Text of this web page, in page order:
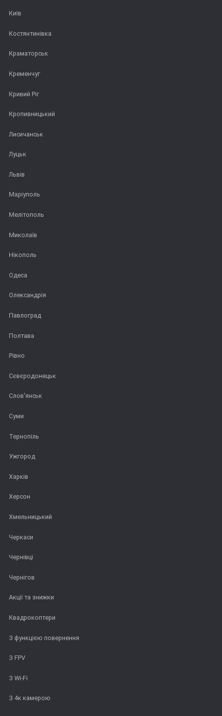
Київ
Костянтинівка
Краматорськ
Кременчуг
Кривий Ріг
Кропивницький
Лисичанськ
Луцьк
Львів
Маріуполь
Мелітополь
Миколаїв
Нікополь
Одеса
Олександрія
Павлоград
Полтава
Рівно
Сєвєродонецьк
Слов'янськ
Суми
Тернопіль
Ужгород
Харків
Херсон
Хмельницький
Черкаси
Чернівці
Чернігов
Акції та знижки
Квадрокоптери
З функцією повернення
З FPV
З Wi-Fi
З 4к камерою